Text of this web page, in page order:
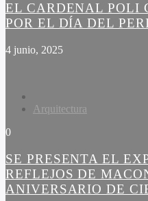
EL CARDENAL POLI
POR EL DÍA DEL
4 junio, 2025
Arquitectura
0
SE PRESENTA EL
REFLEJOS DE
ANIVERSARIO DE